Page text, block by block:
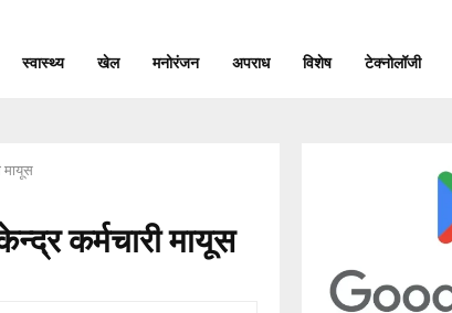
स्वास्थ्य खेल मनोरंजन अपराध विशेष टेक्नोलॉजी
मायूस
कर्मचारी मायूस